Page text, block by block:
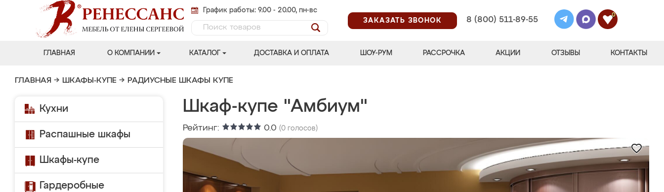
График работы: 9.00 - 20.00, пн-вс
ЗАКАЗАТЬ ЗВОНОК
8 (800) 511-89-55
0
ГЛАВНАЯ О КОМПАНИИ КАТАЛОГ ДОСТАВКА И ОПЛАТА ШОУ-РУМ РАССРОЧКА АКЦИИ ОТЗЫВЫ КОНТАКТЫ
ГЛАВНАЯ → ШКАФЫ-КУПЕ → РАДИУСНЫЕ ШКАФЫ КУПЕ
Кухни
Распашные шкафы
Шкафы-купе
Гардеробные
Шкаф-купе "Амбиум"
Рейтинг: 0.0 (0 голосов)